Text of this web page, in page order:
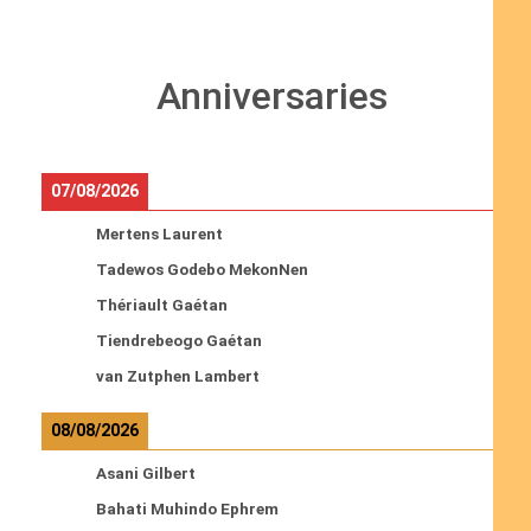
Anniversaries
07/08/2026
Mertens Laurent
Tadewos Godebo MekonNen
Thériault Gaétan
Tiendrebeogo Gaétan
van Zutphen Lambert
08/08/2026
Asani Gilbert
Bahati Muhindo Ephrem